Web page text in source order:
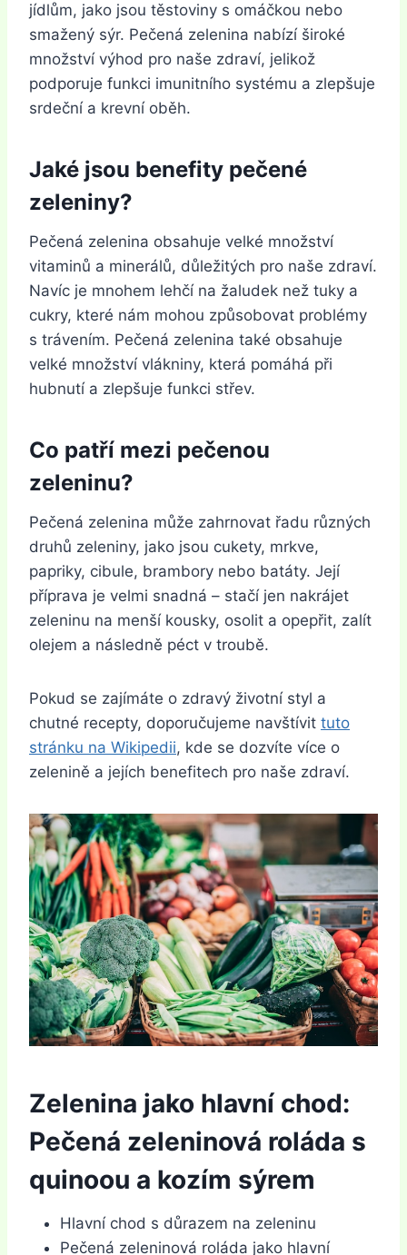
jídlům, jako jsou těstoviny s omáčkou nebo
smažený sýr. Pečená zelenina nabízí široké
množství výhod pro naše zdraví, jelikož
podporuje funkci imunitního systému a zlepšuje
srdeční a krevní oběh.
Jaké jsou benefity pečené
zeleniny?
Pečená zelenina obsahuje velké množství
vitaminů a minerálů, důležitých pro naše zdraví.
Navíc je mnohem lehčí na žaludek než tuky a
cukry, které nám mohou způsobovat problémy
s trávením. Pečená zelenina také obsahuje
velké množství vlákniny, která pomáhá při
hubnutí a zlepšuje funkci střev.
Co patří mezi pečenou
zeleninu?
Pečená zelenina může zahrnovat řadu různých
druhů zeleniny, jako jsou cukety, mrkve,
papriky, cibule, brambory nebo batáty. Její
příprava je velmi snadná – stačí jen nakrájet
zeleninu na menší kousky, osolit a opepřit, zalít
olejem a následně péct v troubě.
Pokud se zajímáte o zdravý životní styl a
chutné recepty, doporučujeme navštívit tuto
stránku na Wikipedii, kde se dozvíte více o
zelenině a jejích benefitech pro naše zdraví.
Zelenina jako hlavní chod:
Pečená zeleninová roláda s
quinoou a kozím sýrem
Hlavní chod s důrazem na zeleninu
Pečená zeleninová roláda jako hlavní